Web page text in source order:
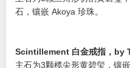
石，镶嵌 Akoya 珍珠。
Scintillement 白金戒指，by
主石为3颗榄尖形黄碧玺，镶